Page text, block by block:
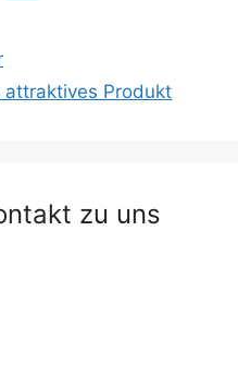
n
attraktives Produkt
zu uns